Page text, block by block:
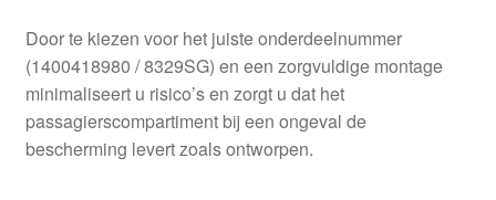
Door te kiezen voor het juiste onderdeelnummer
(1400418980 / 8329SG) en een zorgvuldige montage
minimaliseert u risico’s en zorgt u dat het
passagierscompartiment bij een ongeval de
bescherming levert zoals ontworpen.